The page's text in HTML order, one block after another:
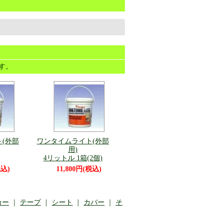
。
(外部
)
ワンタイムライト(外部
用)
4リットル 1箱(2個)
11,800円(税込)
ー テープ｜ シート カバー そ